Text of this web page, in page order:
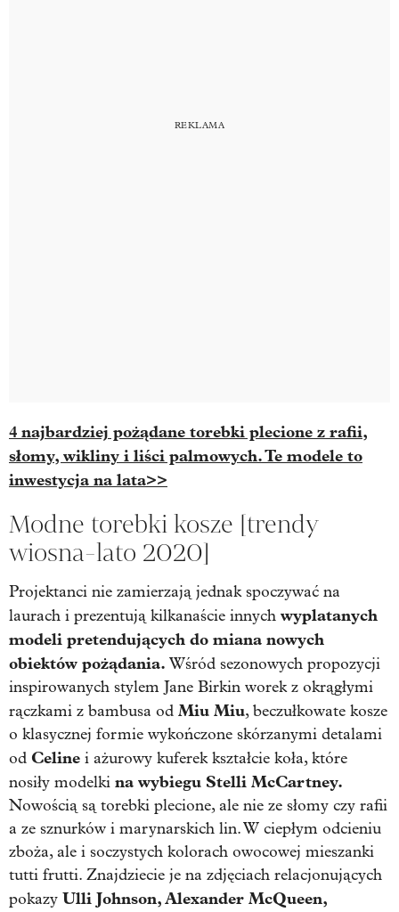
4 najbardziej pożądane torebki plecione z rafii,
słomy, wikliny i liści palmowych. Te modele to
inwestycja na lata>>
Modne torebki kosze [trendy
wiosna-lato 2020]
Projektanci nie zamierzają jednak spoczywać na
laurach i prezentują kilkanaście innych wyplatanych
modeli pretendujących do miana nowych
obiektów pożądania. Wśród sezonowych propozycji
inspirowanych stylem Jane Birkin worek z okrągłymi
rączkami z bambusa od Miu Miu, beczułkowate kosze
o klasycznej formie wykończone skórzanymi detalami
od Celine i ażurowy kuferek kształcie koła, które
nosiły modelki na wybiegu Stelli McCartney.
Nowością są torebki plecione, ale nie ze słomy czy rafii
a ze sznurków i marynarskich lin. W ciepłym odcieniu
zboża, ale i soczystych kolorach owocowej mieszanki
tutti frutti. Znajdziecie je na zdjęciach relacjonujących
pokazy Ulli Johnson, Alexander McQueen,